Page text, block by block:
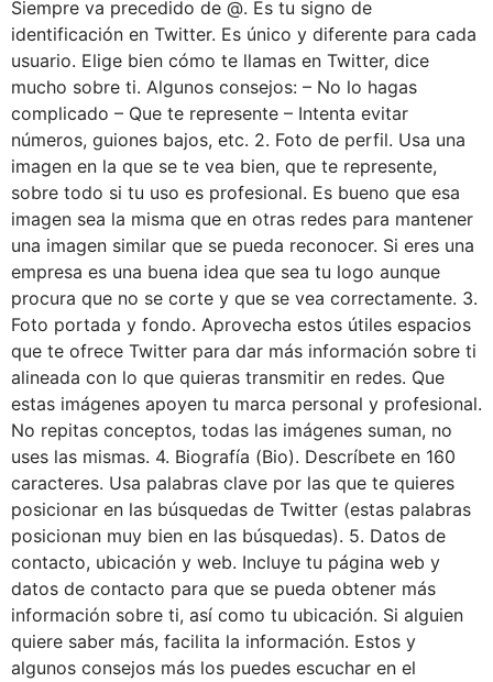
Siempre va precedido de @. Es tu signo de
identificación en Twitter. Es único y diferente para cada
usuario. Elige bien cómo te llamas en Twitter, dice
mucho sobre ti. Algunos consejos: – No lo hagas
complicado – Que te represente – Intenta evitar
números, guiones bajos, etc. 2. Foto de perfil. Usa una
imagen en la que se te vea bien, que te represente,
sobre todo si tu uso es profesional. Es bueno que esa
imagen sea la misma que en otras redes para mantener
una imagen similar que se pueda reconocer. Si eres una
empresa es una buena idea que sea tu logo aunque
procura que no se corte y que se vea correctamente. 3.
Foto portada y fondo. Aprovecha estos útiles espacios
que te ofrece Twitter para dar más información sobre ti
alineada con lo que quieras transmitir en redes. Que
estas imágenes apoyen tu marca personal y profesional.
No repitas conceptos, todas las imágenes suman, no
uses las mismas. 4. Biografía (Bio). Descríbete en 160
caracteres. Usa palabras clave por las que te quieres
posicionar en las búsquedas de Twitter (estas palabras
posicionan muy bien en las búsquedas). 5. Datos de
contacto, ubicación y web. Incluye tu página web y
datos de contacto para que se pueda obtener más
información sobre ti, así como tu ubicación. Si alguien
quiere saber más, facilita la información. Estos y
algunos consejos más los puedes escuchar en el